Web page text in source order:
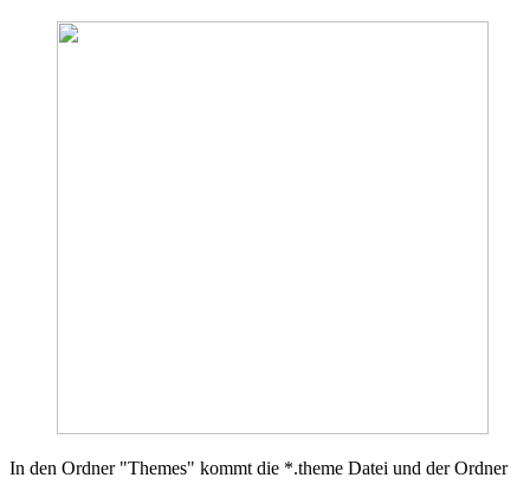
In den Ordner "Themes" kommt die *.theme Datei und der Ordner